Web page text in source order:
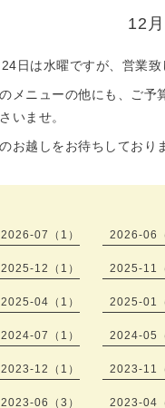
12
日は水曜ですが、営業致
メニューの他にも、ご予
いませ。
お越しをお待ちしており
2026-07（1） 2026-06
2025-12（1） 2025-11
2025-04（1） 2025-01
2024-07（1） 2024-05
2023-12（1） 2023-11
2023-06（3） 2023-04